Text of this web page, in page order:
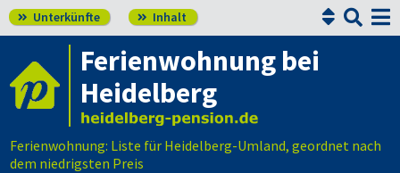
 Unterkünfte  Inhalt 

Ferienwohnung bei
Heidelberg
Ferienwohnung: Liste für Heidelberg-Umland, geordnet nach
dem niedrigsten Preis